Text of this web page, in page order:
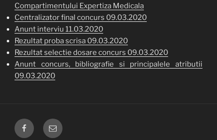
Compartimentului Expertiza Medicala
Centralizator final concurs 09.03.2020
Anunt interviu 11.03.2020
Rezultat proba scrisa 09.03.2020
Rezultat selectie dosare concurs 09.03.2020
Anunt concurs, bibliografie si principalele atributii
09.03.2020
FACEBOOK
EMAIL
CJP